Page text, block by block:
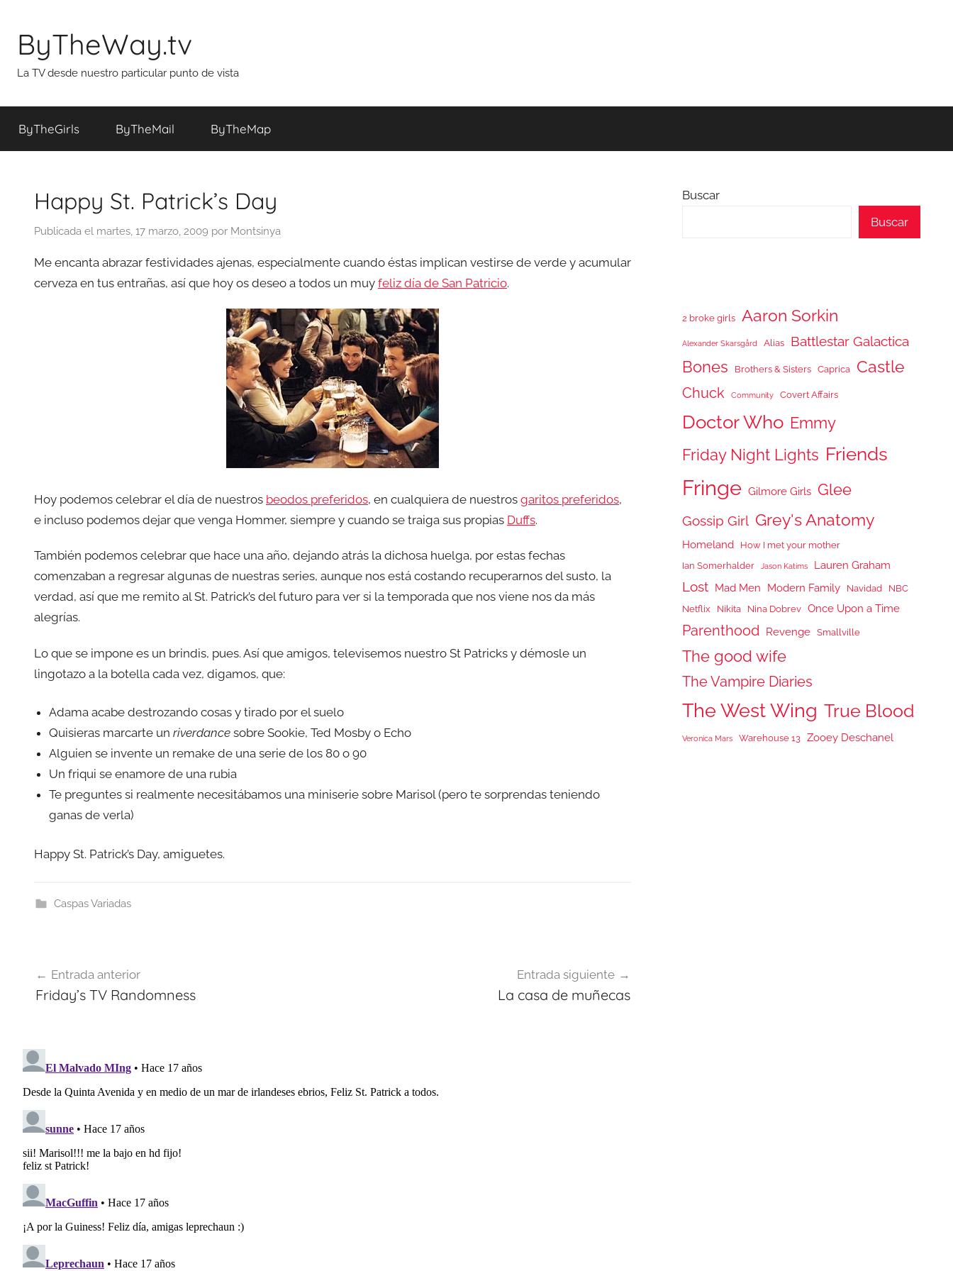
contenido
ByTheWay.tv
La TV desde nuestro particular punto de vista
ByTheGirls ByTheMail ByTheMap
Happy St. Patrick’s Day
Publicada el martes, 17 marzo, 2009 por Montsinya
Me encanta abrazar festividades ajenas, especialmente cuando éstas implican vestirse de verde y acumular
cerveza en tus entrañas, así que hoy os deseo a todos un muy feliz día de San Patricio.
Hoy podemos celebrar el día de nuestros beodos preferidos, en cualquiera de nuestros garitos preferidos,
e incluso podemos dejar que venga Hommer, siempre y cuando se traiga sus propias Duffs.
También podemos celebrar que hace una año, dejando atrás la dichosa huelga, por estas fechas
comenzaban a regresar algunas de nuestras series, aunque nos está costando recuperarnos del susto, la
verdad, así que me remito al St. Patrick’s del futuro para ver si la temporada que nos viene nos da más
alegrías.
Lo que se impone es un brindis, pues. Así que amigos, televisemos nuestro St Patricks y démosle un
lingotazo a la botella cada vez, digamos, que:
Adama acabe destrozando cosas y tirado por el suelo
Quisieras marcarte unriverdance sobre Sookie, Ted Mosby o Echo
Alguien se invente un remake de una serie de los 80 o 90
Un friqui se enamore de una rubia
Te preguntes si realmente necesitábamos una miniserie sobre Marisol (pero te sorprendas teniendo
ganas de verla)
Happy St. Patrick’s Day, amiguetes.
Caspas Variadas
de
entradas
Entrada anterior
Friday’s TV Randomness
Entrada siguiente
La casa de muñecas
Buscar
Buscar
2 broke girls Aaron Sorkin
Alexander Skarsgård Alias Battlestar Galactica
Bones Brothers & Sisters Caprica Castle
Chuck Community Covert Affairs
Doctor Who Emmy
Friday Night Lights Friends
Fringe Gilmore Girls Glee
Gossip Girl Grey's Anatomy
Homeland
How I met your mother
Ian Somerhalder
Jason Katims Lauren Graham
Lost Mad Men Modern Family Navidad
NBC
Netflix
Nikita Nina Dobrev Once Upon a Time
Parenthood Revenge Smallville
The good wife
The Vampire Diaries
The West Wing True Blood
Veronica Mars Warehouse 13 Zooey Deschanel